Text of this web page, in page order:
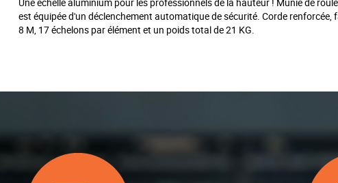
est équipée d'un déclenchement automatique de sécurité. Corde renforcée,
8 M, 17 échelons par élément et un poids total de 21 KG.